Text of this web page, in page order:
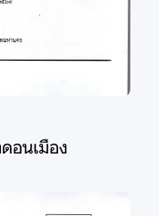
อนเมือง